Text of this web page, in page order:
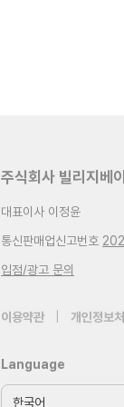
주식회사 빌리지베
대표이사 이정윤
통신판매업신고번호
입점/광고 문의
이용약관 개인정보
Language